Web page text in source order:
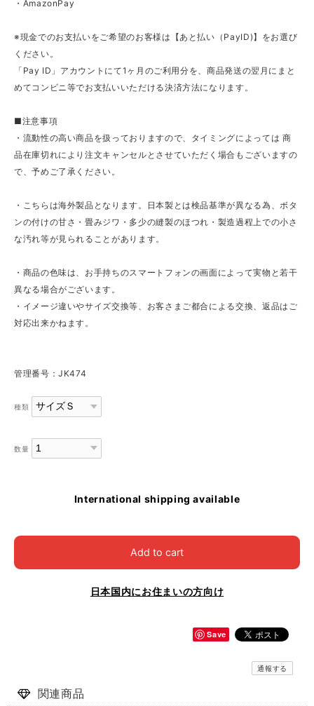
・AmazonPay
※現金でのお支払いをご希望のお客様は【あと払い（PayID)】をお選び
ください。
「Pay ID」アカウントにて1ヶ月のご利用分を、商品発送の翌月にまと
めてコンビニ等でお支払いいただける決済方法になります。
■注意事項
・流動性の高い商品を扱っておりますので、タイミングによっては 商
品在庫切れにより注文キャンセルとさせていただく場合もございますの
で、予めご了承ください。
・こちらは海外製品となります。日本製とは検品基準が異なる為、ボタ
ンの付けの甘さ・畳みジワ・多少の縫製のほつれ・製造過程上での小さ
な汚れ等が見られることがあります。
・商品の色味は、お手持ちのスマートフォンの画面によって実物と若干
異なる場合がございます。
・イメージ違いやサイズ交換等、お客さまご都合による交換、返品はご
対応出来かねます。
管理番号：JK474
種類
数量
International shipping available
Add to cart
日本国内にお住まいの方向け
Save
通報する
関連商品